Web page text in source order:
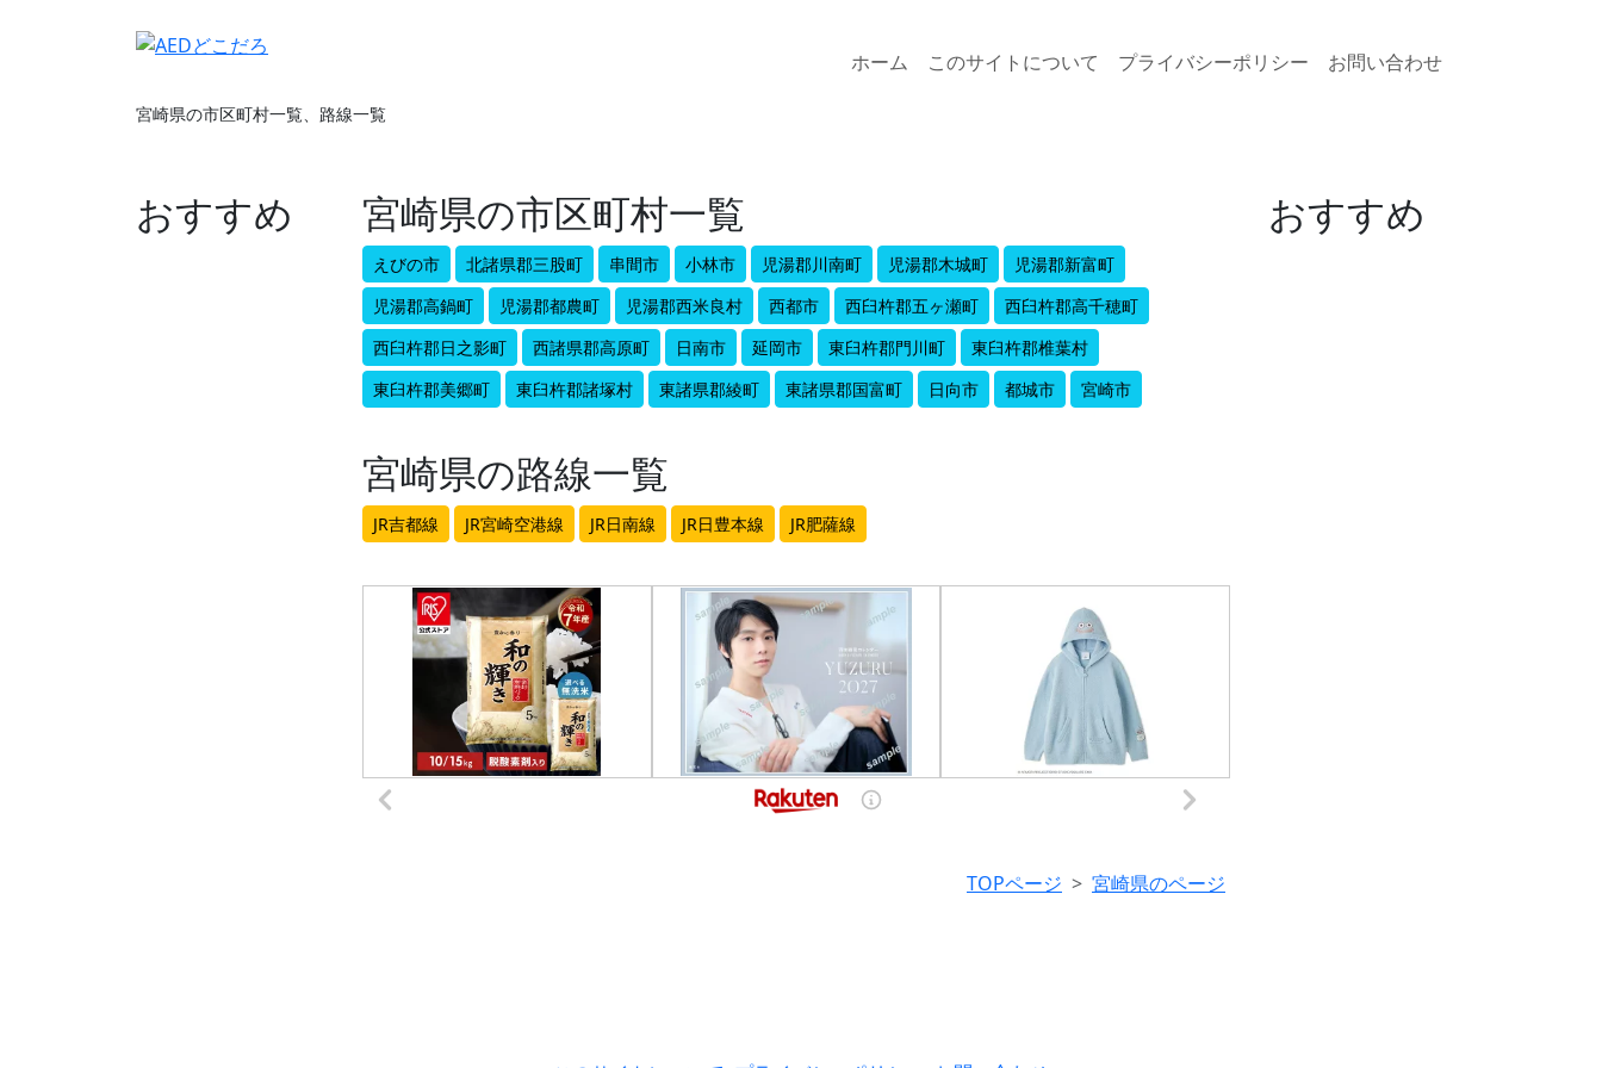
ホーム このサイトについて プライバシーポリシー お問い合わせ
宮崎県の市区町村一覧、路線一覧
宮崎県の市区町村一覧
えびの市 北諸県郡三股町 串間市 小林市 児湯郡川南町 児湯郡木城町
児湯郡新富町
児湯郡高鍋町
児湯郡都農町 児湯郡西米良村 西都市 西臼杵郡五ヶ瀬町
西臼杵郡高千穂町
西臼杵郡日之影町
西諸県郡高原町 日南市 延岡市 東臼杵郡門川町
東臼杵郡椎葉村
東臼杵郡美郷町
東臼杵郡諸塚村 東諸県郡綾町 東諸県郡国富町 日向市 都城市 宮崎市
宮崎県の路線一覧
JR吉都線 JR宮崎空港線 JR日南線 JR日豊本線 JR肥薩線
TOPページ 宮崎県のページ
おすすめ おすすめ